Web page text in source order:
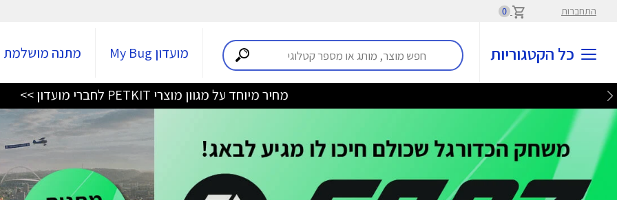
התחברות 0
כל הקטגוריות מועדון My Bug מתנה מושלמת
מחיר מיוחד על מגוון מוצרי PETKIT לחברי מועדון >>